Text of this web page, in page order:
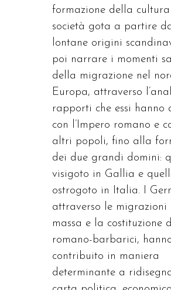
formazione della
società gota a partire
lontane origini
poi narrare i momenti
della migrazione nel
Europa, attraverso
rapporti che essi hanno
con l’Impero romano e
altri popoli, fino alla
dei due grandi domini:
visigoto in Gallia e
ostrogoto in Italia. I
attraverso le migrazioni
massa e la costituzione
romano-barbarici,
contribuito in maniera
determinante a